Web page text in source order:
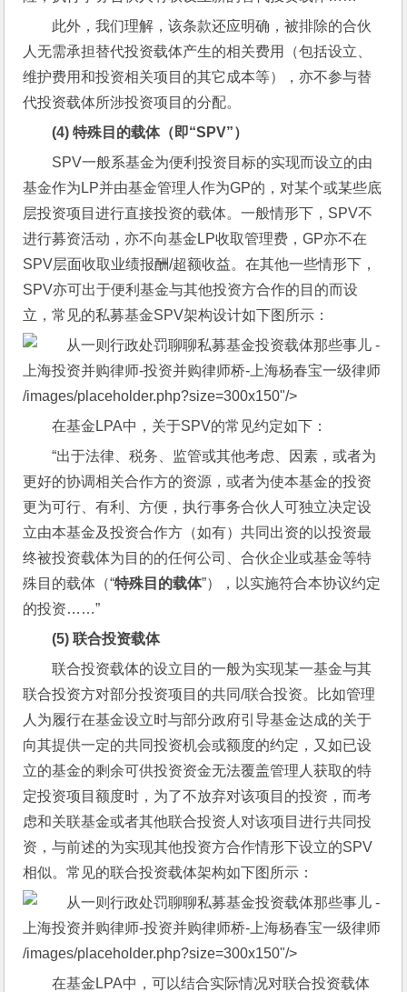
此外，我们理解，该条款还应明确，被排除的合伙
人无需承担替代投资载体产生的相关费用（包括设立、
维护费用和投资相关项目的其它成本等），亦不参与替
代投资载体所涉投资项目的分配。
(4) 特殊目的载体（即“SPV”）
SPV一般系基金为便利投资目标的实现而设立的由
基金作为LP并由基金管理人作为GP的，对某个或某些底
层投资项目进行直接投资的载体。一般情形下，SPV不
进行募资活动，亦不向基金LP收取管理费，GP亦不在
SPV层面收取业绩报酬/超额收益。在其他一些情形下，
SPV亦可出于便利基金与其他投资方合作的目的而设
立，常见的私募基金SPV架构设计如下图所示：
/images/placeholder.php?size=300x150"/>
在基金LPA中，关于SPV的常见约定如下：
“出于法律、税务、监管或其他考虑、因素，或者为
更好的协调相关合作方的资源，或者为使本基金的投资
更为可行、有利、方便，执行事务合伙人可独立决定设
立由本基金及投资合作方（如有）共同出资的以投资最
终被投资载体为目的的任何公司、合伙企业或基金等特
殊目的载体（“特殊目的载体”），以实施符合本协议约定
的投资……”
(5) 联合投资载体
联合投资载体的设立目的一般为实现某一基金与其
联合投资方对部分投资项目的共同/联合投资。比如管理
人为履行在基金设立时与部分政府引导基金达成的关于
向其提供一定的共同投资机会或额度的约定，又如已设
立的基金的剩余可供投资资金无法覆盖管理人获取的特
定投资项目额度时，为了不放弃对该项目的投资，而考
虑和关联基金或者其他联合投资人对该项目进行共同投
资，与前述的为实现其他投资方合作情形下设立的SPV
相似。常见的联合投资载体架构如下图所示：
/images/placeholder.php?size=300x150"/>
在基金LPA中，可以结合实际情况对联合投资载体